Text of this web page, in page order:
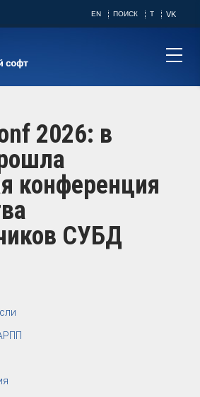
EN ПОИСК T VK
2026: в
конференция
СУБД